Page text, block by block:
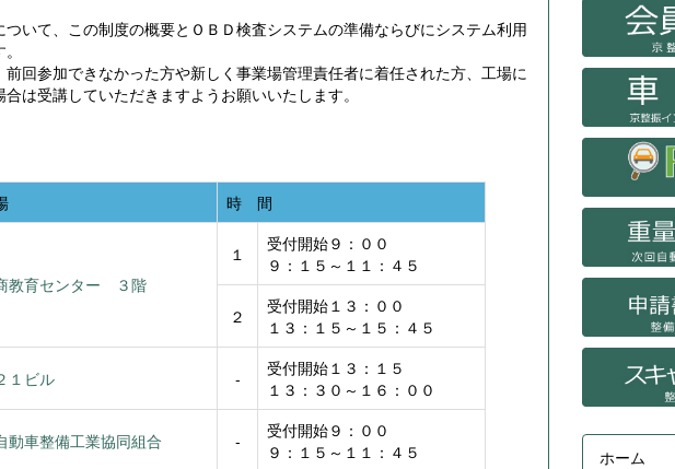
いて、この制度の概要とＯＢＤ検査システムの準備ならびにシステム利用
回参加できなかった方や新しく事業場管理責任者に着任された方、工場に
は受講していただきますようお願いいたします。
時 間
教育センター ３階
１
受付開始９：００
９：１５～１１：４５
２
受付開始１３：００
１３：１５～１５：４５
１ビル -
受付開始１３：１５
１３：３０～１６：００
動車整備工業協同組合 -
受付開始９：００
９：１５～１１：４５
ホーム